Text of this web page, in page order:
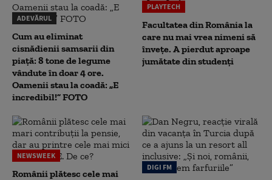
ADEVĂRUL
Cum au eliminat
cisnădienii samsarii din
piață: 8 tone de legume
vândute în doar 4 ore.
Oamenii stau la coadă: „E
incredibil!” FOTO
PLAYTECH
Facultatea din România la
care nu mai vrea nimeni să
înveţe. A pierdut aproape
jumătate din studenţi
NEWSWEEK
Românii plătesc cele mai
DIGI FM